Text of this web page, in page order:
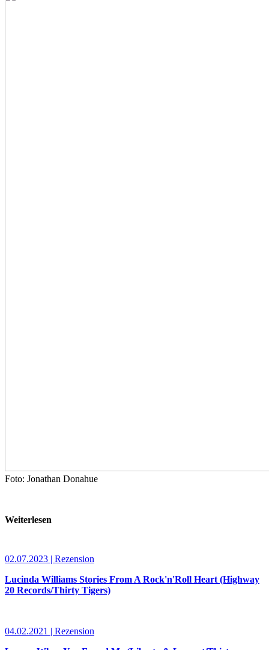
Foto: Jonathan Donahue
Weiterlesen
02.07.2023 | Rezension
Lucinda Williams Stories From A Rock'n'Roll Heart (Highway
20 Records/Thirty Tigers)
04.02.2021 | Rezension